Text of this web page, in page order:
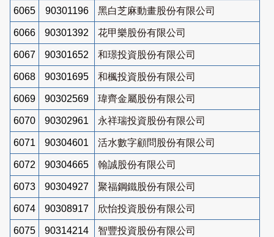
6065 90301196 黑白芝麻動畫股份有限公司
6066 90301392 花甲樂股份有限公司
6067 90301652 和璟投資股份有限公司
6068 90301695 和楓投資股份有限公司
6069 90302569 瑋齊金屬股份有限公司
6070 90302961 永祥瑞投資股份有限公司
6071 90304601 活水數字顧問股份有限公司
6072 90304665 翰誠股份有限公司
6073 90304927 聚福鋼鐵股份有限公司
6074 90308917 欣怡投資股份有限公司
6075 90314214 智豐投資股份有限公司